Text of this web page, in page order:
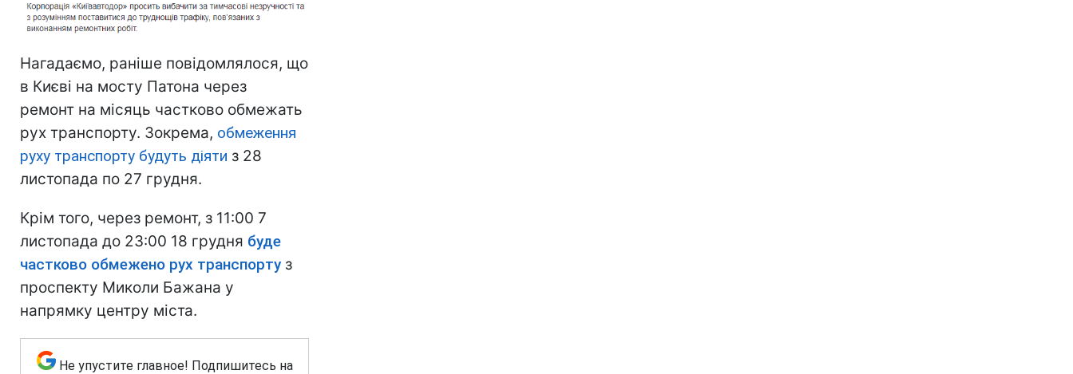
Нагадаємо, раніше повідомлялося, що
в Києві на мосту Патона через
ремонт на місяць частково обмежать
рух транспорту. Зокрема, обмеження
руху транспорту будуть діяти з 28
листопада по 27 грудня.
Крім того, через ремонт, з 11:00 7
листопада до 23:00 18 грудня буде
частково обмежено рух транспорту з
проспекту Миколи Бажана у
напрямку центру міста.
Не упустите главное! Подпишитесь на